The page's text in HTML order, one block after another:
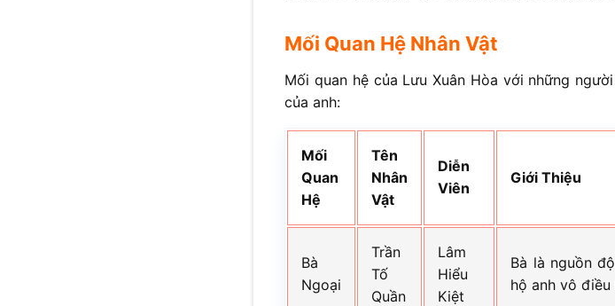
Mối Quan Hệ Nhân Vật
Mối quan hệ của Lưu Xuân Hòa với những
của anh:
Mối
Quan
Hệ
Tên
Nhân
Vật
Diễn
Viên
Giới Thiệu
Bà
Ngoại
Trần
Tố
Quần
Lâm
Hiểu
Kiệt
Bà là nguồn
hộ anh vô điều